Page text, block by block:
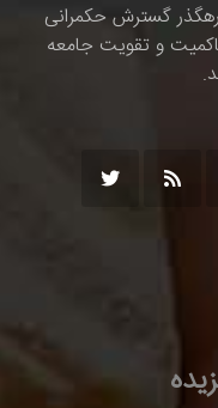
رهگذر گسترش حکمرانی
و تقویت جامعه